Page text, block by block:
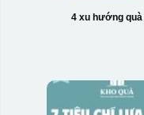
4 xu hướng quà